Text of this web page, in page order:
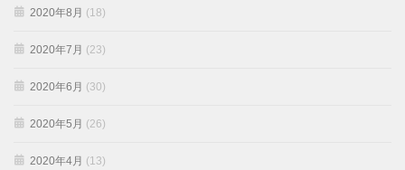
2020年8月 (18)
2020年7月 (23)
2020年6月 (30)
2020年5月 (26)
2020年4月 (13)